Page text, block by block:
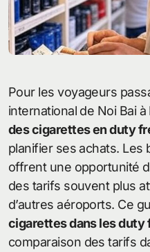
Pour les voyageurs passant par l’aéroport
international de Noi Bai
des cigarettes en duty
planifier ses achats. Les
offrent une opportunité
des tarifs souvent plus
d’autres aéroports. Ce
cigarettes dans les duty
comparaison des tarifs